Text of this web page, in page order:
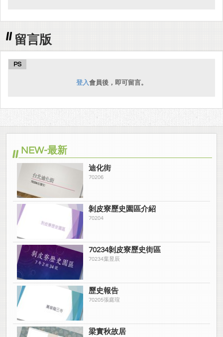
留言版
PS
登入會員後，即可留言。
NEW-最新
迪化街
70206
剝皮寮歷史園區介紹
70204
70234剝皮寮歷史街區
70234葉昱辰
歷史報告
70205張庭瑄
梁實秋故居